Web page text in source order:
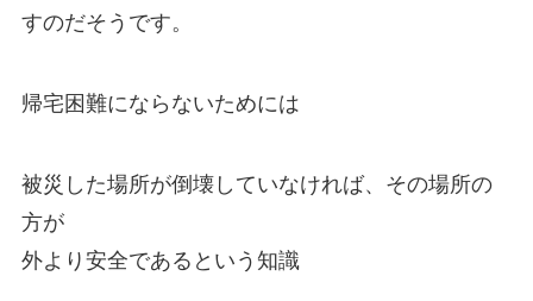
すのだそうです。
帰宅困難にならないためには
被災した場所が倒壊していなければ、その場所の
方が
外より安全であるという知識